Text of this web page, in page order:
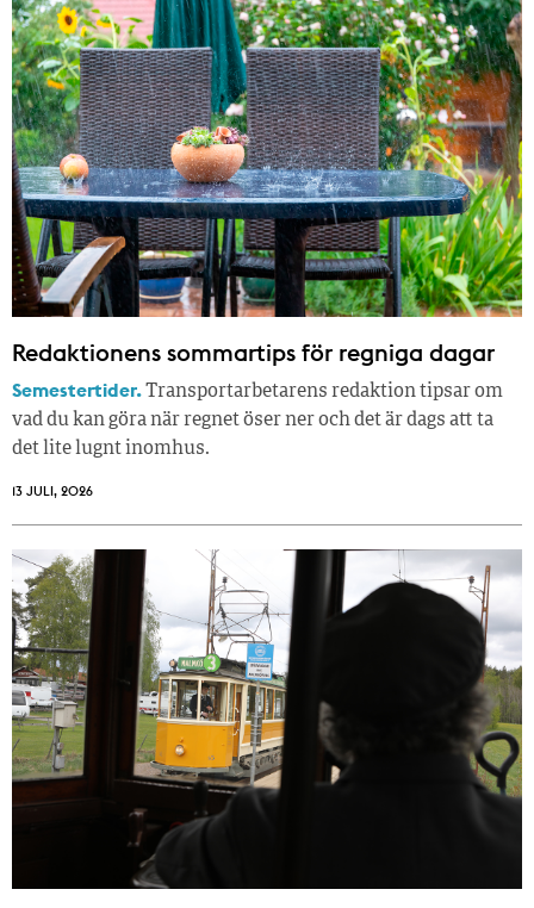
Redaktionens sommar­tips för regniga dagar
Semestertider.Transportarbetarens redaktion tipsar om
vad du kan göra när regnet öser ner och det är dags att ta
det lite lugnt inomhus.
13 JULI, 2026